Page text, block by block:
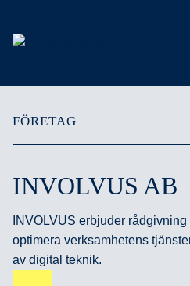
FÖRETAG
INVOLVUS AB
INVOLVUS erbjuder
optimera verksamhetens
av digital teknik.